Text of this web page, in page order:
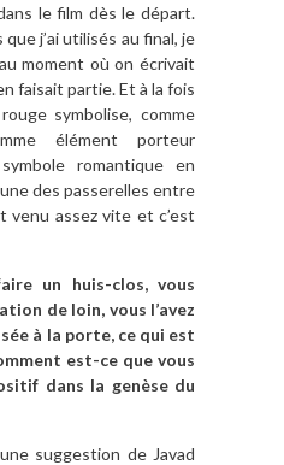
le film dès le départ.
j’ai utilisés au final, je
moment où on écrivait
faisait partie. Et à la fois
symbolise, comme
élément porteur
romantique en
des passerelles entre
venu assez vite et c’est
un huis-clos, vous
de loin, vous l’avez
à la porte, ce qui est
est-ce que vous
dans la genèse du
suggestion de Javad